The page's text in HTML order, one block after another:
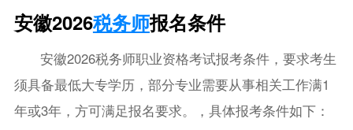
安徽2026税务师报名条件
安徽2026税务师职业资格考试报考条件，要求考生
须具备最低大专学历，部分专业需要从事相关工作满1
年或3年，方可满足报名要求。，具体报考条件如下：